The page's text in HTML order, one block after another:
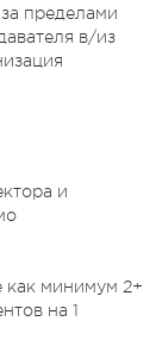
пределами
в/из
и
как минимум 2+
на 1